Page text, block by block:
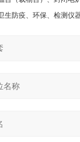
生防疫、环保、检测仪